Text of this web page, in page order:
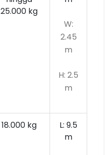
25.000 kg
W:
2.45
m
H: 2.5
m
18.000 kg
L: 9.5
m